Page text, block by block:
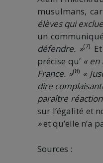
musulmans,
élèves qui
un
défendre. »(7)
précise qu’ « en
France. »(8) «
dire
paraître
sur l’égalité et
»et qu’elle n’a
Sources :